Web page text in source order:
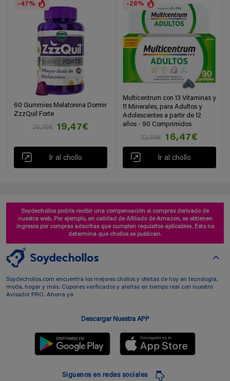
-47%
60 Gummies Melatonina Dormir
ZzzQuil Forte
36,49€
19,47€
Ir al chollo
-28%
Multicentrum con 13 Vitaminas y
11 Minerales, para Adultos y
Adolescentes a partir de 12
años - 90 Comprimidos
22,89€
16,47€
Ir al chollo
Soydechollos podría recibir una compensación si compras derivado de
nuestra web. Por ejemplo, en calidad de Afiliado de Amazon, se obtienen
ingresos por compras adscritas que cumplen requisitos aplicables. Esto no
determina que chollos se publican.
Soydechollos.com encuentra los mejores chollos y ofertas de hoy en tecnología,
moda, hogar y más. Cupones verificados y alertas en tiempo real con nuestro
Avisador PRO. Ahorra ya
Descargar Nuestra APP
Siguenos en redes sociales